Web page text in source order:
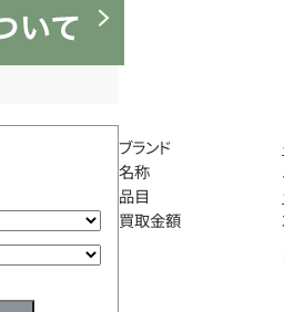
ブランド
名称
品目
買取金額